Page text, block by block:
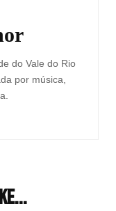
do Vale do Rio
por música,